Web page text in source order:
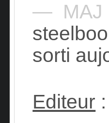
— MAJ
sorti
Editeur :